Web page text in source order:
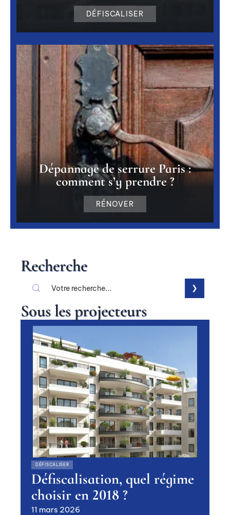
DÉFISCALISER
Dépannage de serrure Paris :
comment s’y prendre ?
RÉNOVER
Recherche
Sous les projecteurs
DÉFISCALISER
Défiscalisation, quel régime
choisir en 2018 ?
11 mars 2026